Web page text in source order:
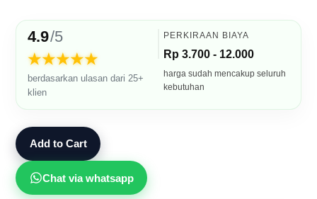
4.9/5
★★★★★
berdasarkan ulasan dari 25+
klien
PERKIRAAN BIAYA
Rp 3.700 - 12.000
harga sudah mencakup seluruh
kebutuhan
Add to Cart
Chat via whatsapp